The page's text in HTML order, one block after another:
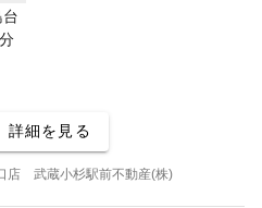
詳細を見る
店 武蔵小杉駅前不動産(株)